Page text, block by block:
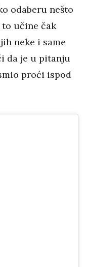
odaberu nešto
učine čak
neke i same
da je u pitanju
proći ispod